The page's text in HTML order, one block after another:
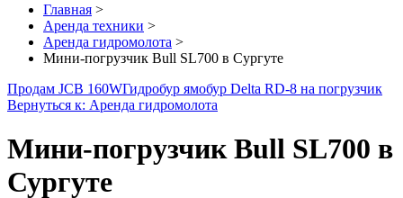
Главная >
Аренда техники >
Аренда гидромолота >
Мини-погрузчик Bull SL700 в Сургуте
Продам JCB 160WГидробур ямобур Delta RD-8 на погрузчик
Вернуться к: Аренда гидромолота
Мини-погрузчик Bull SL700 в
Сургуте